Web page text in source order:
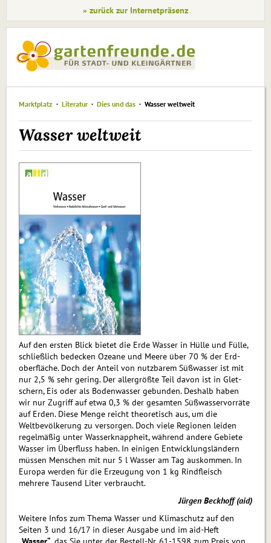
» zurück zur Internetpräsenz
Marktplatz Literatur Dies und das Wasser weltweit
Wasser weltweit
Auf den ersten Blick bietet die Erde Wasser in Hülle und Fülle,
schließlich bedecken Ozeane und Meere über 70 % der Erd­
ober­fläche. Doch der Anteil von nutzbarem Süß­wasser ist mit
nur 2,5 % sehr gering. Der allergrößte Teil davon ist in Glet­
schern, Eis oder als Bodenwasser gebunden. Deshalb haben
wir nur Zugriff auf etwa 0,3 % der gesamten Süß­was­ser­vor­räte
auf Erden. Diese Menge reicht theoretisch aus, um die
Weltbevölkerung zu versorgen. Doch viele Regionen leiden
regelmäßig unter Wasserknappheit, während andere Gebiete
Wasser im Überfluss haben. In einigen Entwicklungsländern
müssen Menschen mit nur 5 l Wasser am Tag auskommen. In
Europa werden für die Erzeugung von 1 kg Rindfleisch
mehrere Tausend Liter verbraucht.
Jürgen Beckhoff (aid)
Weitere Infos zum Thema Wasser und Klimaschutz auf den
Seiten 3 und 16/17 in dieser Ausgabe und im aid-Heft